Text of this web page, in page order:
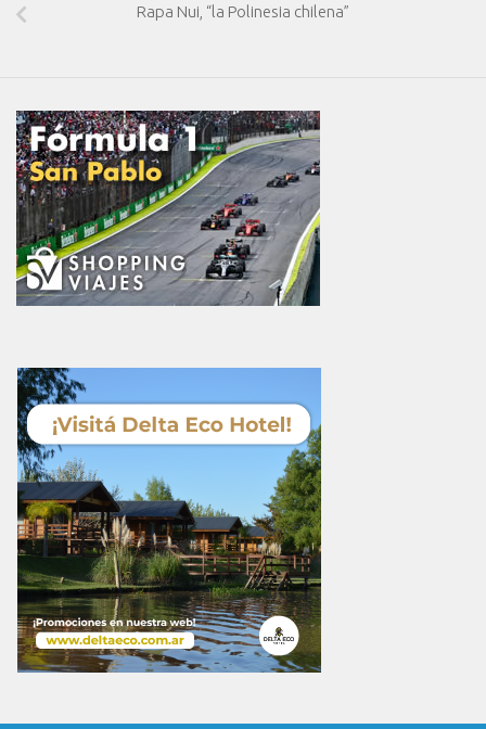
Rapa Nui, “la Polinesia chilena”